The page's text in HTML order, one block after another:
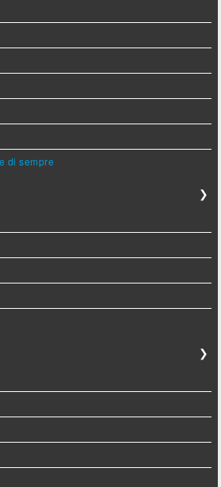
di sempre
❯
❯